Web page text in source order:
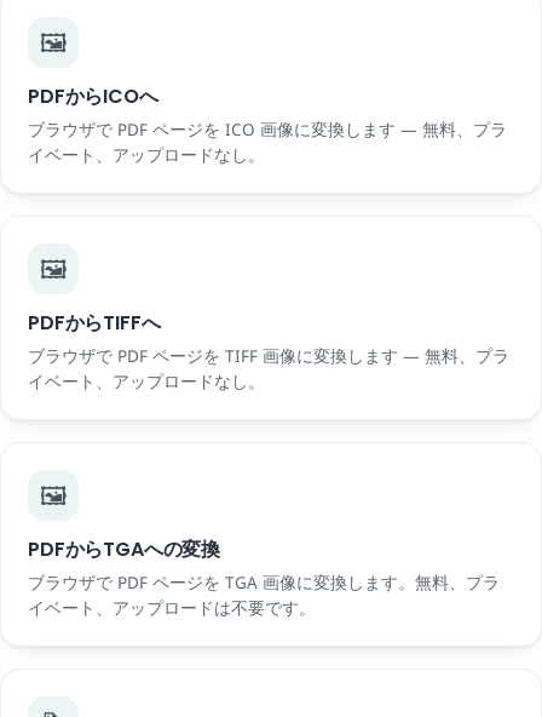
🖼️
PDFからICOへ
ブラウザで PDF ページを ICO 画像に変換します — 無料、プラ
イベート、アップロードなし。
🖼️
PDFからTIFFへ
ブラウザで PDF ページを TIFF 画像に変換します — 無料、プラ
イベート、アップロードなし。
🖼️
PDFからTGAへの変換
ブラウザで PDF ページを TGA 画像に変換します。無料、プラ
イベート、アップロードは不要です。